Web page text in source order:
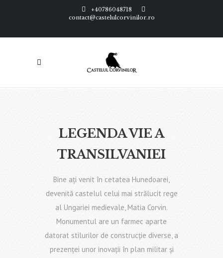
+40786048718
contact@castelulcorvinilor.ro
LEGENDA VIE A
TRANSILVANIEI
Bine aţi venit în cetatea Hunedoarei,
devenită castelul celui mai strălucit rege
al Ungariei medievale, Matia Corvin.
Monumentul are un farmec aparte
datorat stilurilor de construcţie diverse, a
prezenţei unor inovaţii în plan militar şi